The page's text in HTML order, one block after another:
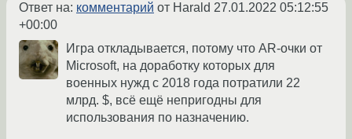
Ответ на: комментарий от Harald 27.01.2022 05:12:55
+00:00
Игра откладывается, потому что AR-очки от
Microsoft, на доработку которых для
военных нужд с 2018 года потратили 22
млрд. $, всё ещё непригодны для
использования по назначению.